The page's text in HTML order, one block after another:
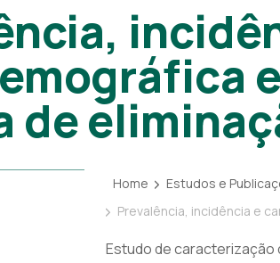
de
Home
Estudos e
Prevalência, incidência e caracterização
Estudo de caracterização